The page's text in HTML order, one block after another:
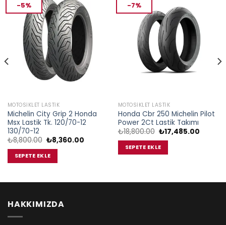
-5%
MOTOSIKLET LASTIK
Michelin City Grip 2 Honda
Msx Lastik Tk. 120/70-12
130/70-12
₺8,800.00 Orijinal
fiyat:
₺8,800.00.
₺8,360.00Şu
SEPETE EKLE
-7%
MOTOSIKLET LASTIK
Honda Cbr 250 Michelin Pilot
Power 2Ct Lastik Takımı
₺18,800.00 Orijinal
fiyat:
₺18,800.00.
₺17,485.00Şu
SEPETE EKLE
HAKKIMIZDA